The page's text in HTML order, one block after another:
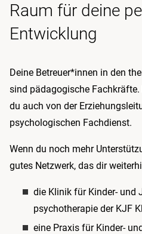
Raum für deine
Entwicklung
Deine Betreuer*innen in den
sind pädagogische
du auch von der
psychologischen Fachdienst.
Wenn du noch mehr
gutes Netzwerk, das dir
die Klinik für Kinder- und
psychotherapie der KJF
eine Praxis für Kinder-